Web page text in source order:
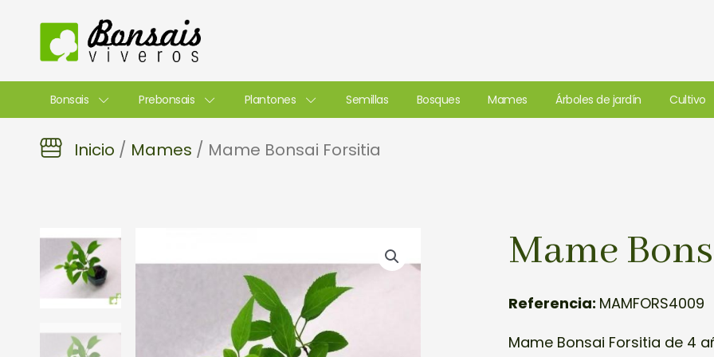
contenido
Bonsais Prebonsais Plantones Semillas Bosques Mames Árboles de jardín Cultivo
Inicio / Mames / Mame Bonsai Forsitia
Mame
Referencia: MAMFORS4009
Mame Bonsai Forsitia de 4